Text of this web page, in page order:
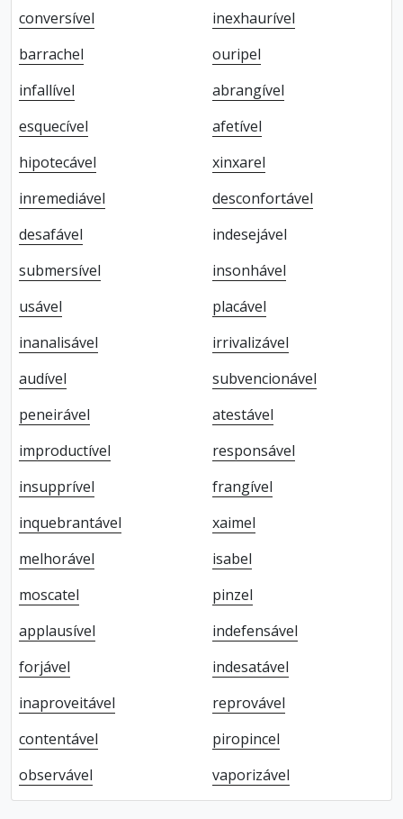
conversível
inexhaurível
barrachel
ouripel
infallível
abrangível
esquecível
afetível
hipotecável
xinxarel
inremediável
desconfortável
desafável
indesejável
submersível
insonhável
usável
placável
inanalisável
irrivalizável
audível
subvencionável
peneirável
atestável
improductível
responsável
insupprível
frangível
inquebrantável
xaimel
melhorável
isabel
moscatel
pinzel
applausível
indefensável
forjável
indesatável
inaproveitável
reprovável
contentável
piropincel
observável
vaporizável